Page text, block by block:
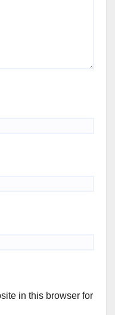
in this browser for